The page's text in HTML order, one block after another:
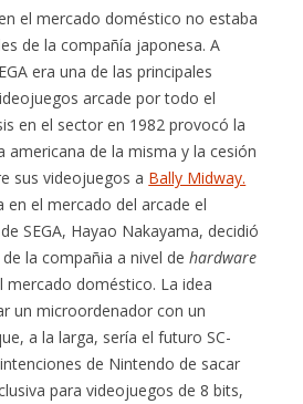
el mercado doméstico no estaba
de la compañía japonesa. A
era una de las principales
arcade por todo el
en el sector en 1982 provocó la
americana de la misma y la cesión
sus videojuegos a Bally Midway.
en el mercado del arcade el
SEGA, Hayao Nakayama, decidió
la compañia a nivel dehardware
mercado doméstico. La idea
un microordenador con un
a la larga, sería el futuro SC-
de Nintendo de sacar
para videojuegos de 8 bits,